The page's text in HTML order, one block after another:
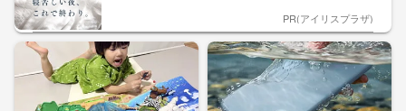
PR(アイリスプラザ)